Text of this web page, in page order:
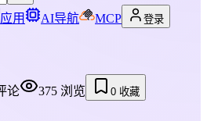
应用 AI导航 MCP
登录
论 375 浏览 0 收藏